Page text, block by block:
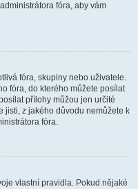
fóra, aby vám
fóra, skupiny nebo uživatele.
fóra, do kterého můžete posílat
přílohy můžou jen určité
jisti, z jakého důvodu nemůžete k
fóra.
vlastní pravidla. Pokud nějaké